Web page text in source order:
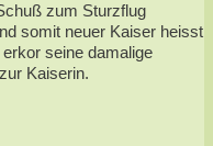
zum Sturzflug
somit neuer Kaiser heisst
seine damalige
Kaiserin.